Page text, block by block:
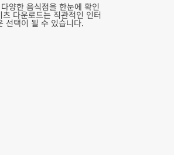
양한 음식점을 한눈에 확인
다운로드는 직관적인 인터
선택이 될 수 있습니다.